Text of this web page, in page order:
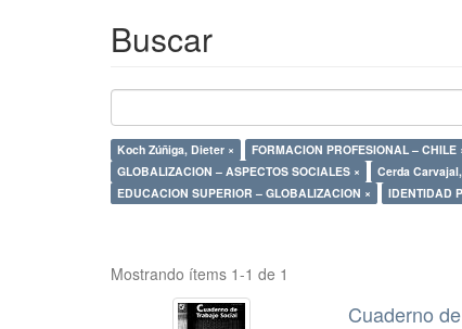
Buscar
Koch Zúñiga, Dieter × FORMACION PROFESIONAL – CHILE
GLOBALIZACION – ASPECTOS SOCIALES ×
Cerda
EDUCACION SUPERIOR – GLOBALIZACION ×
IDENTIDAD
Mostrando ítems 1-1 de 1
Cuaderno